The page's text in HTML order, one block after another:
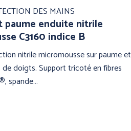
DES MAINS
paume enduite nitrile
C3160 indice B
nitrile micromousse sur paume et
doigts. Support tricoté en fibres
spande…